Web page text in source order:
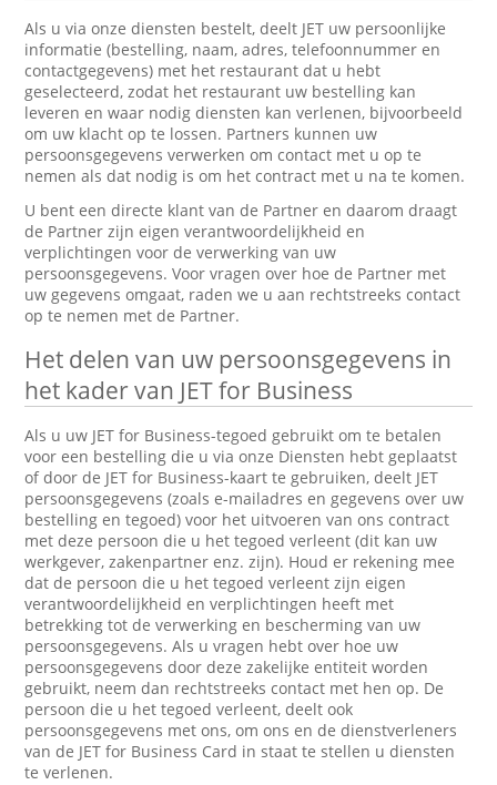
Als u via onze diensten bestelt, deelt JET uw persoonlijke
informatie (bestelling, naam, adres, telefoonnummer en
contactgegevens) met het restaurant dat u hebt
geselecteerd, zodat het restaurant uw bestelling kan
leveren en waar nodig diensten kan verlenen, bijvoorbeeld
om uw klacht op te lossen. Partners kunnen uw
persoonsgegevens verwerken om contact met u op te
nemen als dat nodig is om het contract met u na te komen.
U bent een directe klant van de Partner en daarom draagt
de Partner zijn eigen verantwoordelijkheid en
verplichtingen voor de verwerking van uw
persoonsgegevens. Voor vragen over hoe de Partner met
uw gegevens omgaat, raden we u aan rechtstreeks contact
op te nemen met de Partner.
Het delen van uw persoonsgegevens in
het kader van JET for Business
Als u uw JET for Business-tegoed gebruikt om te betalen
voor een bestelling die u via onze Diensten hebt geplaatst
of door de JET for Business-kaart te gebruiken, deelt JET
persoonsgegevens (zoals e-mailadres en gegevens over uw
bestelling en tegoed) voor het uitvoeren van ons contract
met deze persoon die u het tegoed verleent (dit kan uw
werkgever, zakenpartner enz. zijn). Houd er rekening mee
dat de persoon die u het tegoed verleent zijn eigen
verantwoordelijkheid en verplichtingen heeft met
betrekking tot de verwerking en bescherming van uw
persoonsgegevens. Als u vragen hebt over hoe uw
persoonsgegevens door deze zakelijke entiteit worden
gebruikt, neem dan rechtstreeks contact met hen op. De
persoon die u het tegoed verleent, deelt ook
persoonsgegevens met ons, om ons en de dienstverleners
van de JET for Business Card in staat te stellen u diensten
te verlenen.